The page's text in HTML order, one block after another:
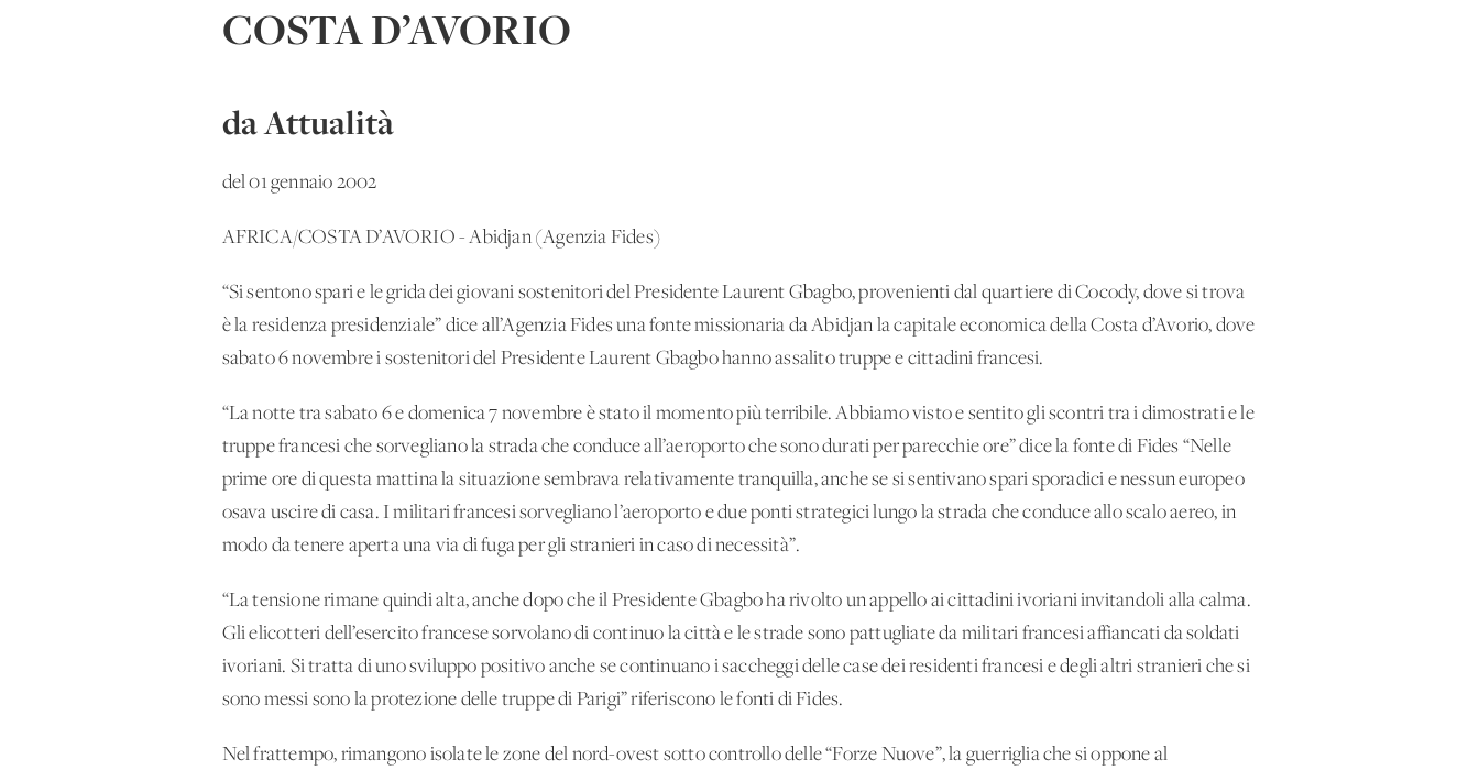
COSTA D’AVORIO
da Attualità
del 01 gennaio 2002
AFRICA/COSTA D’AVORIO - Abidjan (Agenzia Fides)
“Si sentono spari e le grida dei giovani sostenitori del Presidente Laurent Gbagbo, provenienti dal quartiere di Cocody, dove si trova
è la residenza presidenziale” dice all’Agenzia Fides una fonte missionaria da Abidjan la capitale economica della Costa d’Avorio, dove
sabato 6 novembre i sostenitori del Presidente Laurent Gbagbo hanno assalito truppe e cittadini francesi.
“La notte tra sabato 6 e domenica 7 novembre è stato il momento più terribile. Abbiamo visto e sentito gli scontri tra i dimostrati e le
truppe francesi che sorvegliano la strada che conduce all’aeroporto che sono durati per parecchie ore” dice la fonte di Fides “Nelle
prime ore di questa mattina la situazione sembrava relativamente tranquilla, anche se si sentivano spari sporadici e nessun europeo
osava uscire di casa. I militari francesi sorvegliano l’aeroporto e due ponti strategici lungo la strada che conduce allo scalo aereo, in
modo da tenere aperta una via di fuga per gli stranieri in caso di necessità”.
“La tensione rimane quindi alta, anche dopo che il Presidente Gbagbo ha rivolto un appello ai cittadini ivoriani invitandoli alla calma.
Gli elicotteri dell’esercito francese sorvolano di continuo la città e le strade sono pattugliate da militari francesi affiancati da soldati
ivoriani. Si tratta di uno sviluppo positivo anche se continuano i saccheggi delle case dei residenti francesi e degli altri stranieri che si
sono messi sono la protezione delle truppe di Parigi” riferiscono le fonti di Fides.
Nel frattempo, rimangono isolate le zone del nord-ovest sotto controllo delle “Forze Nuove”, la guerriglia che si oppone al